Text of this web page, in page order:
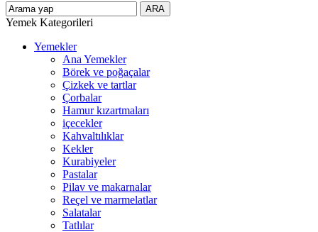
Yemek Kategorileri
Yemekler
Ana Yemekler
Börek ve poğaçalar
Çizkek ve tartlar
Çorbalar
Hamur kızartmaları
içecekler
Kahvaltılıklar
Kekler
Kurabiyeler
Pastalar
Pilav ve makarnalar
Reçel ve marmelatlar
Salatalar
Tatlılar